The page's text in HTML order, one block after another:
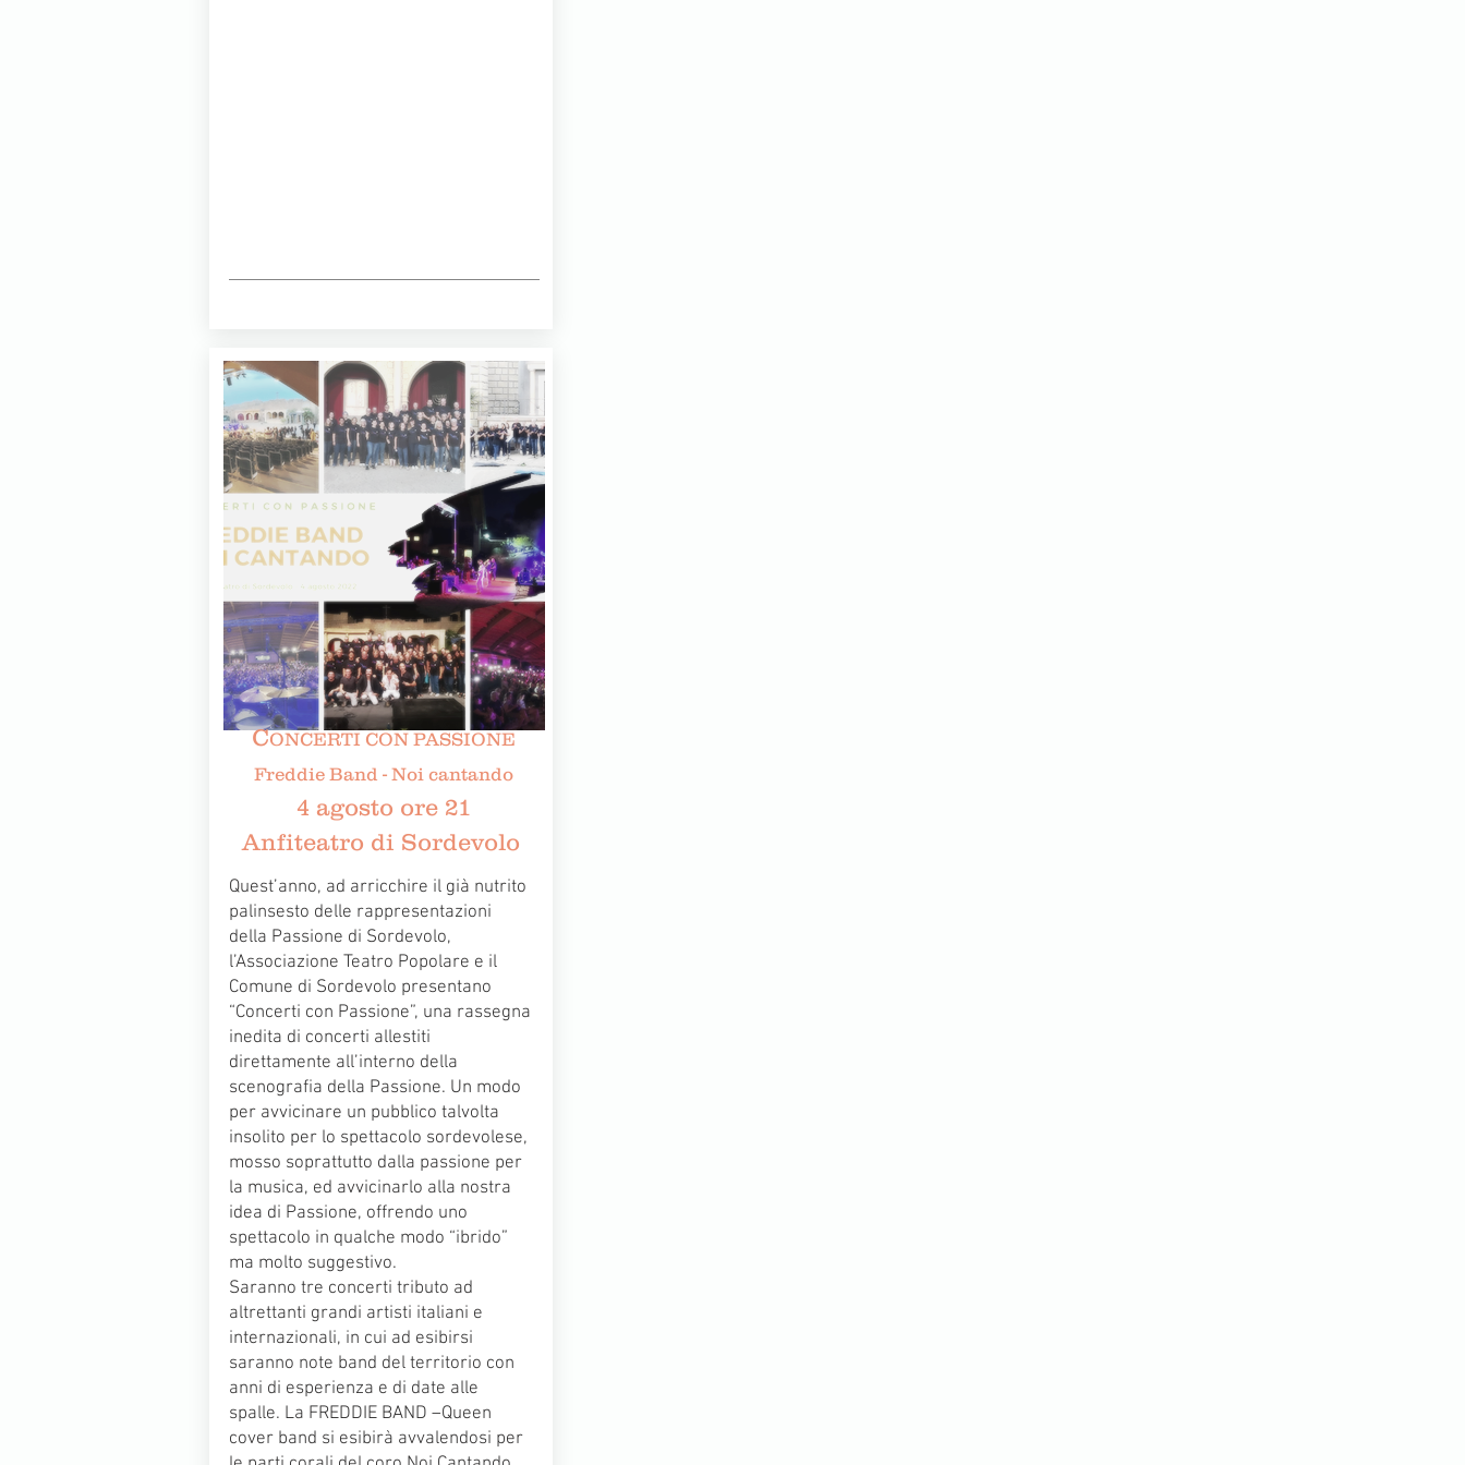
CONCERTI CON PASSIONE
Freddie Band - Noi cantando
4 agosto ore 21
Anfiteatro di Sordevolo
Quest’anno, ad arricchire il già nutrito
palinsesto delle rappresentazioni
della Passione di Sordevolo,
l’Associazione Teatro Popolare e il
Comune di Sordevolo presentano
“Concerti con Passione”, una rassegna
inedita di concerti allestiti
direttamente all’interno della
scenografia della Passione. Un modo
per avvicinare un pubblico talvolta
insolito per lo spettacolo sordevolese,
mosso soprattutto dalla passione per
la musica, ed avvicinarlo alla nostra
idea di Passione, offrendo uno
spettacolo in qualche modo “ibrido”
ma molto suggestivo.
Saranno tre concerti tributo ad
altrettanti grandi artisti italiani e
internazionali, in cui ad esibirsi
saranno note band del territorio con
anni di esperienza e di date alle
spalle. La FREDDIE BAND –Queen
cover band si esibirà avvalendosi per